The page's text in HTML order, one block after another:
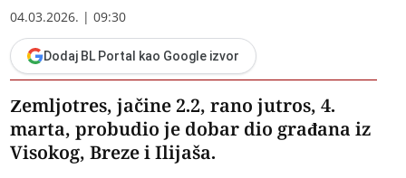
04.03.2026. | 09:30
Dodaj BL Portal kao Google izvor
Zemljotres, jačine 2.2, rano jutros, 4.
marta, probudio je dobar dio građana iz
Visokog, Breze i Ilijaša.